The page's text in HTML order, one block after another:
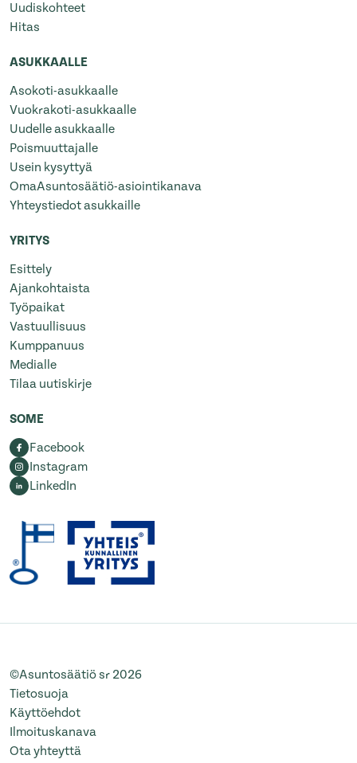
Uudiskohteet
Hitas
ASUKKAALLE
Asokoti-asukkaalle
Vuokrakoti-asukkaalle
Uudelle asukkaalle
Poismuuttajalle
Usein kysyttyä
OmaAsuntosäätiö-asiointikanava
Yhteystiedot asukkaille
YRITYS
Esittely
Ajankohtaista
Työpaikat
Vastuullisuus
Kumppanuus
Medialle
Tilaa uutiskirje
SOME
Facebook
Instagram
LinkedIn
©Asuntosäätiö sr 2026
Tietosuoja
Käyttöehdot
Ilmoituskanava
Ota yhteyttä